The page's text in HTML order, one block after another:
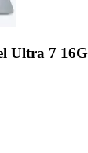
Ultra 7